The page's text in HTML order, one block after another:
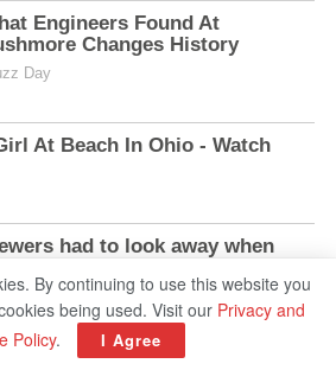
By continuing to use this website you
being used. Visit our Privacy and
Policy. I Agree